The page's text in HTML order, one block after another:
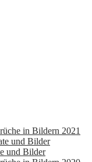
in Bildern 2021
und Bilder
und Bilder